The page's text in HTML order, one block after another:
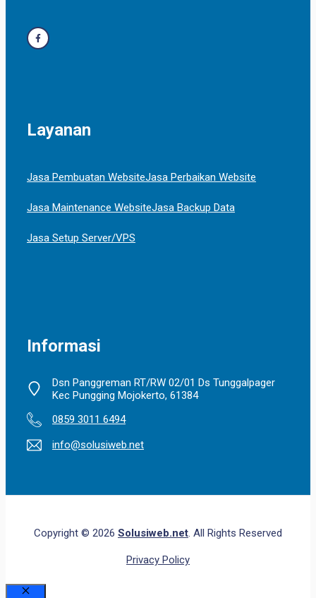
Layanan
Jasa Pembuatan WebsiteJasa Perbaikan Website
Jasa Maintenance WebsiteJasa Backup Data
Jasa Setup Server/VPS
Informasi
Dsn Panggreman RT/RW 02/01 Ds Tunggalpager
Kec Pungging Mojokerto, 61384
0859 3011 6494
info@solusiweb.net
Copyright © 2026 Solusiweb.net . All Rights Reserved
Privacy Policy